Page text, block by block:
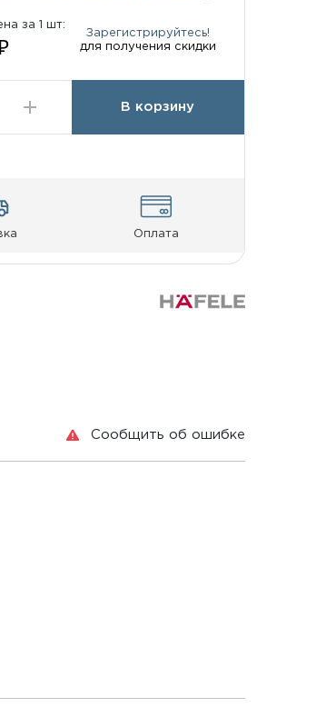
за 1 шт:
Зарегистрируйтесь!
для получения скидки
В корзину
Оплата
Сообщить об ошибке